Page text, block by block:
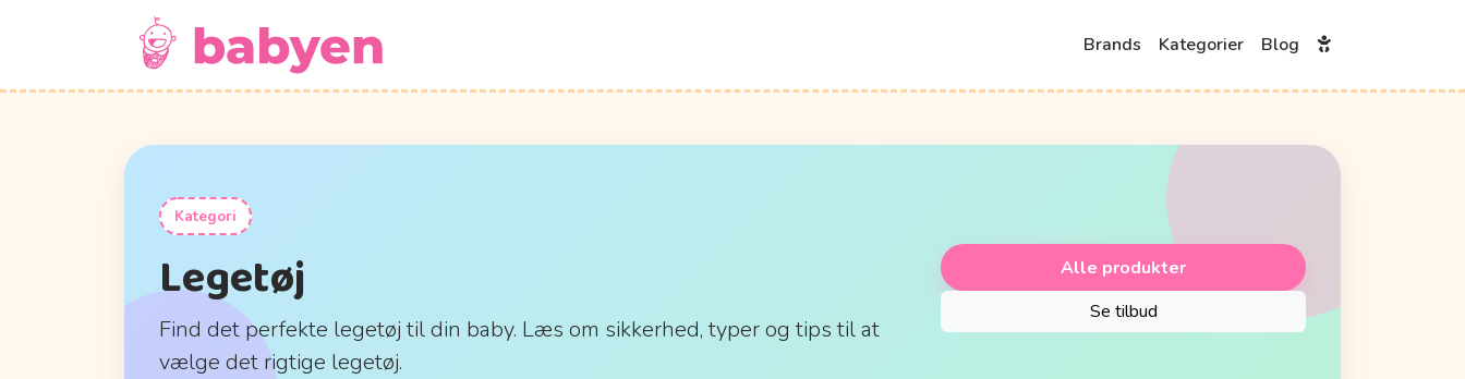
Brands Kategorier Blog
Kategori
Legetøj
Find det perfekte legetøj til din baby. Læs om sikkerhed, typer og tips til at
vælge det rigtige legetøj.
Alle produkter
Se tilbud